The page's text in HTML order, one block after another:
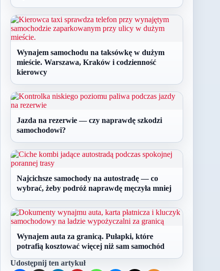
Wynajem samochodu na taksówkę w dużym
mieście. Warszawa, Kraków i codzienność
kierowcy
Jazda na rezerwie — czy naprawdę szkodzi
samochodowi?
Najcichsze samochody na autostradę — co
wybrać, żeby podróż naprawdę męczyła mniej
Wynajem auta za granicą. Pułapki, które
potrafią kosztować więcej niż sam samochód
Udostępnij ten artykuł